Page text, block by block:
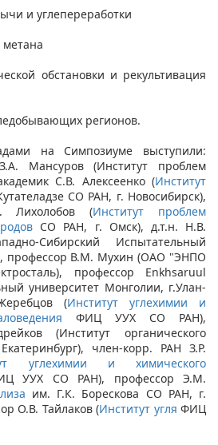
и углепереработки
метана
обстановки и рекультивация
регионов.
на Симпозиуме выступили:
Мансуров (Институт проблем
С.В. Алексеенко (Институт
СО РАН, г. Новосибирск),
Лихолобов (Институт проблем
СО РАН, г. Омск), д.т.н. Н.В.
Сибирский Испытательный
профессор В.М. Мухин (ОАО "ЭНПО
профессор Enkhsaruul
университет Монголии, г.Улан-
(Институт углехимии и
ФИЦ УУХ СО РАН),
(Институт органического
член-корр. РАН З.Р.
углехимии и химического
УУХ СО РАН), профессор Э.М.
им. Г.К. Борескова СО РАН, г.
О.В. Тайлаков (Институт угля ФИЦ